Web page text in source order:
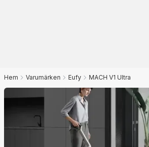
Hem Varumärken Eufy MACH V1 Ultra